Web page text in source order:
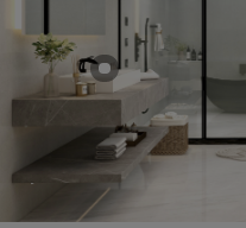
spécifique de votre
revigorante. Profitez de
offre une expérience de